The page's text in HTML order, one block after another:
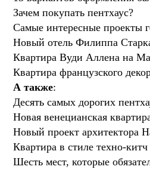
Зачем покупать пентхаус?
Самые интересные проекты
Новый отель Филиппа
Квартира Вуди Аллена на
Квартира французского
А также:
Десять самых дорогих
Новая венецианская
Новый проект архитектора
Квартира в стиле техно-
Шесть мест, которые